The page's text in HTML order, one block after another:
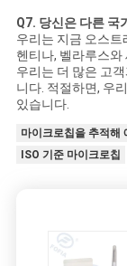
Q7. 당신은 다른 국
우리는 지금 오스트
헨티나, 벨라루스와
우리는 더 많은 고
니다. 적절하면, 우
있습니다.
마이크로칩을 추적해
ISO 기준 마이크로칩